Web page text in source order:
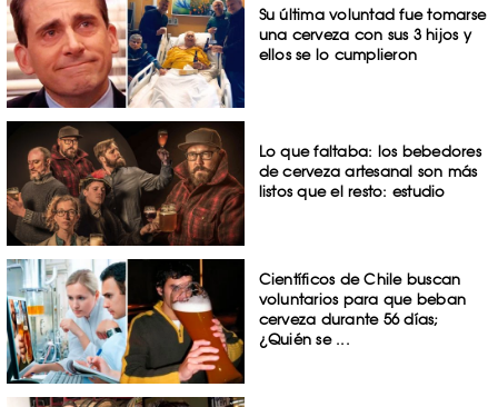
Su última voluntad fue tomarse
una cerveza con sus 3 hijos y
ellos se lo cumplieron
Lo que faltaba: los bebedores
de cerveza artesanal son más
listos que el resto: estudio
Científicos de Chile buscan
voluntarios para que beban
cerveza durante 56 días;
¿Quién se ...